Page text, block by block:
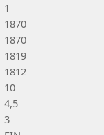
1
1870
1870
1819
1812
10
4,5
3